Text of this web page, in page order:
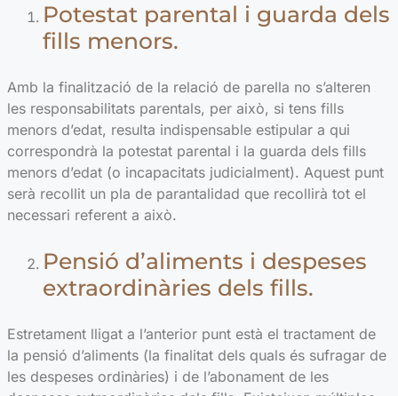
Potestat parental i guarda dels
fills menors.
Amb la finalització de la relació de parella no s’alteren
les responsabilitats parentals, per això, si tens fills
menors d’edat, resulta indispensable estipular a qui
correspondrà la potestat parental i la guarda dels fills
menors d’edat (o incapacitats judicialment). Aquest punt
serà recollit un pla de parantalidad que recollirà tot el
necessari referent a això.
Pensió d’aliments i despeses
extraordinàries dels fills.
Estretament lligat a l’anterior punt està el tractament de
la pensió d’aliments (la finalitat dels quals és sufragar de
les despeses ordinàries) i de l’abonament de les